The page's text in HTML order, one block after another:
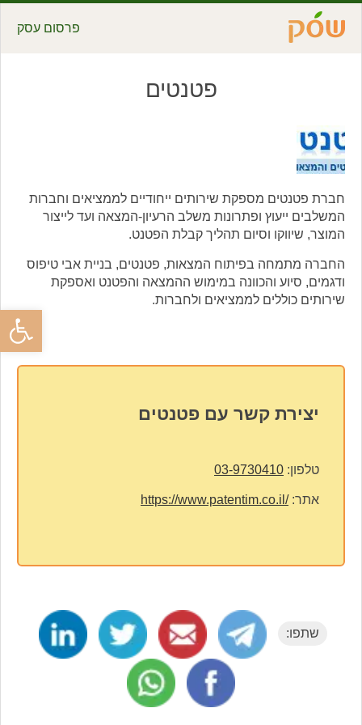
פתח
פרסום עסק
פטנטים
חברת פטנטים מספקת שירותים ייחודיים לממציאים וחברות
המשלבים ייעוץ ופתרונות משלב הרעיון-המצאה ועד לייצור
המוצר, שיווקו וסיום תהליך קבלת הפטנט.
החברה מתמחה בפיתוח המצאות, פטנטים, בניית אבי טיפוס
ודגמים, סיוע והכוונה במימוש ההמצאה והפטנט ואספקת
שירותים כוללים לממציאים ולחברות.
יצירת קשר עם פטנטים
טלפון: 03-9730410
אתר:https://www.patentim.co.il/
שתפו: